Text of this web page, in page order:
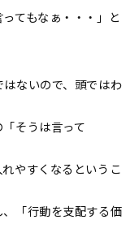
てもなぁ・・・」と
ないので、頭ではわ
そうは言って
やすくなるというこ
「行動を支配する価